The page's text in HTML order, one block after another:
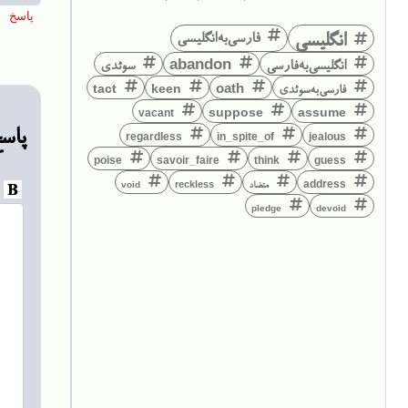
انگلیسی
فارسی‌به‌انگلیسی
انگلیسی‌به‌فارسی
abandon سوئدی
فارسی‌به‌سوئدی oath
keen
tact
assume
suppose
vacant
jealous
in_spite_of
regardless
guess
think
savoir_faire
poise
address متضاد reckless
void
devoid
pledge